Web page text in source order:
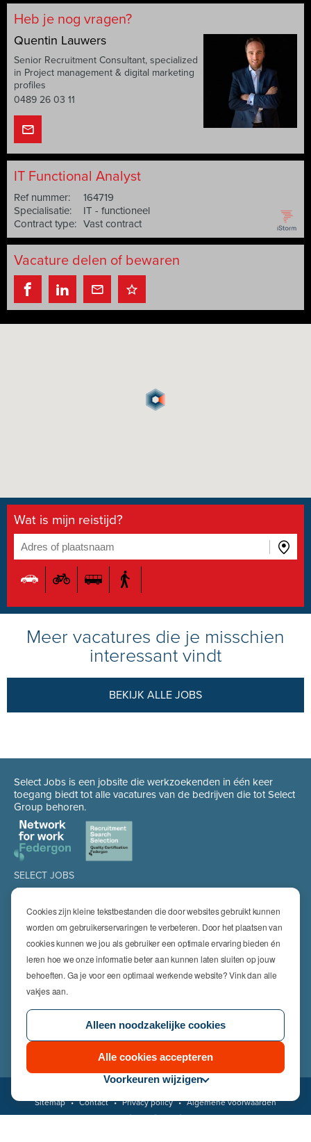
Cookies zijn kleine tekstbestanden die door websites gebruikt kunnen
worden om gebruikerservaringen te verbeteren. Door het plaatsen van
cookies kunnen we jou als gebruiker een optimale ervaring bieden én
leren hoe we onze informatie beter aan kunnen laten sluiten op jouw
behoeften. Ga je voor een optimaal werkende website? Vink dan alle
vakjes aan.
Alleen noodzakelijke cookies
Alle cookies accepteren
Voorkeuren wijzigen
Heb je nog vragen?
Quentin Lauwers
Senior Recruitment Consultant, specialized
in Project management & digital marketing
profiles
0489 26 03 11
IT Functional Analyst
Ref nummer:
164719
Specialisatie:
IT - functioneel
Contract type: Vast contract
Vacature delen of bewaren
Wat is mijn reistijd?
Meer vacatures die je misschien
interessant vindt
BEKIJK ALLE JOBS
Select Jobs is een jobsite die werkzoekenden in één keer
toegang biedt tot alle vacatures van de bedrijven die tot Select
Group behoren.
SELECT JOBS
Jobs
Job alert
SPECIALISATIES
Technics
High Technics & Engineering
Logistics
Finance & Insurance
Office
HR & Legal
Sitemap • Contact • Privacy policy • Algemene voorwaarden